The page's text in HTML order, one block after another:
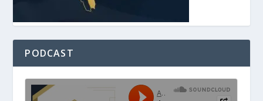
PODCAST